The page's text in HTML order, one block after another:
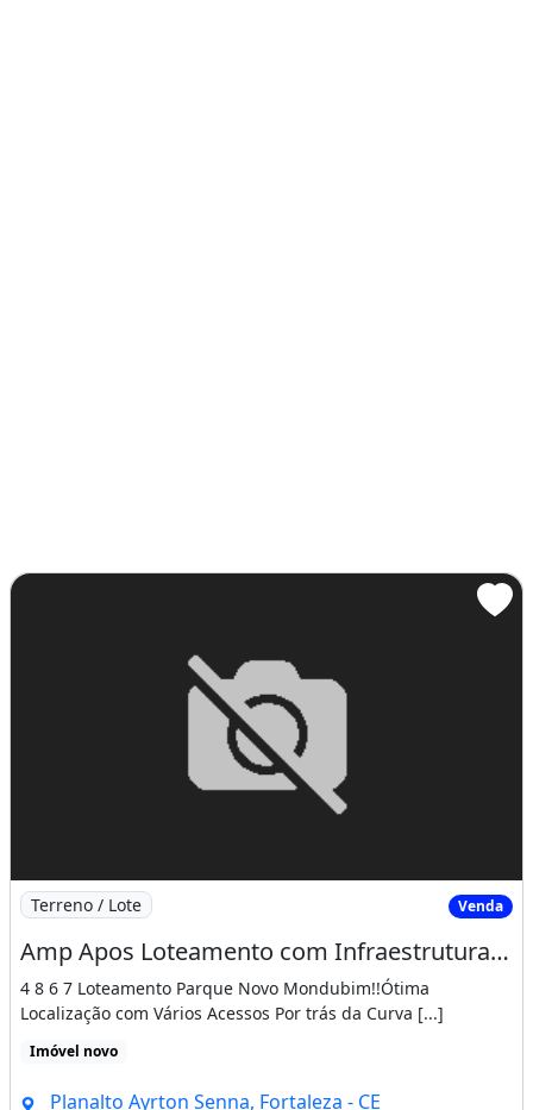
Imagem: Amp Apos Loteamento com Infraestrutura
Terreno / Lote Venda
Amp Apos Loteamento com Infraestrutura Completa no José Walter9 4 8 6 7
4 8 6 7 Loteamento Parque Novo Mondubim!!Ótima
Localização com Vários Acessos Por trás da Curva [...]
Imóvel novo
Planalto Ayrton Senna, Fortaleza - CE